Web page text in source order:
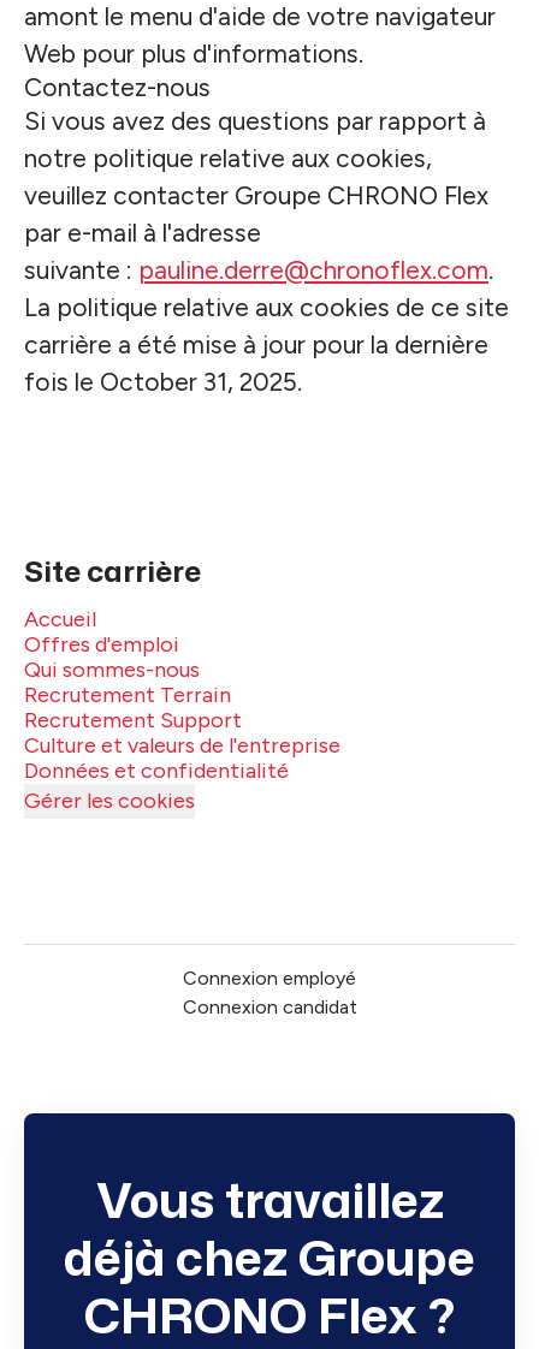
amont le menu d'aide de votre navigateur
Web pour plus d'informations.
Contactez-nous
Si vous avez des questions par rapport à
notre politique relative aux cookies,
veuillez contacter Groupe CHRONO Flex
par e-mail à l'adresse
suivante : pauline.derre@chronoflex.com.
La politique relative aux cookies de ce site
carrière a été mise à jour pour la dernière
fois le October 31, 2025.
Site carrière
Accueil
Offres d'emploi
Qui sommes-nous
Recrutement Terrain
Recrutement Support
Culture et valeurs de l'entreprise
Données et confidentialité
Gérer les cookies
Connexion employé
Connexion candidat
Vous travaillez
déjà chez Groupe
CHRONO Flex ?